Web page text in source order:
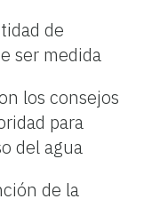
de
ser medida
los consejos
para
del agua
de la